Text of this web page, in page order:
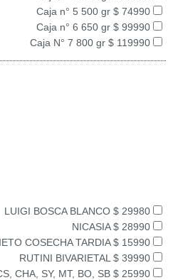
Caja n° 5 500 gr $ 74990
Caja n° 6 650 gr $ 99990
Caja N° 7 800 gr $ 119990
LUIGI BOSCA BLANCO $ 29980
NICASIA $ 28990
COSECHA TARDIA $ 15990
RUTINI BIVARIETAL $ 39990
CHA, SY, MT, BO, SB $ 25990